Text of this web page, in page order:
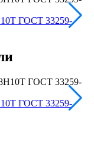
ГОСТ 33259-
ГОСТ 33259-